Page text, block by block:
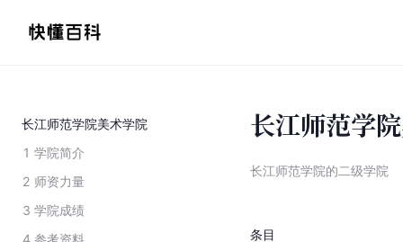
长江师范学院美术学院
1 学院简介
2 师资力量
3 学院成绩
4 参考资料
长江师范学
长江师范学院的二级学院
条目